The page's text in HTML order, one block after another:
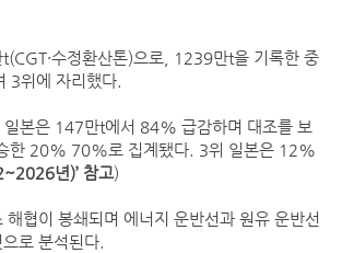
수정환산톤)으로, 1239만t을 기록한 중
3위에 자리했다.
본은 147만t에서 84% 급감하며 대조를 보
한 20% 70%로 집계됐다. 3위 일본은 12%
년)’ 참고)
협이 봉쇄되며 에너지 운반선과 원유 운반선
로 분석된다.
“바다 꿈 펼쳐라” HMM, 어린이 상선체험 행사 열어
BDI 2936포인트…벌크선 시장, 全 선형서 동반 상승